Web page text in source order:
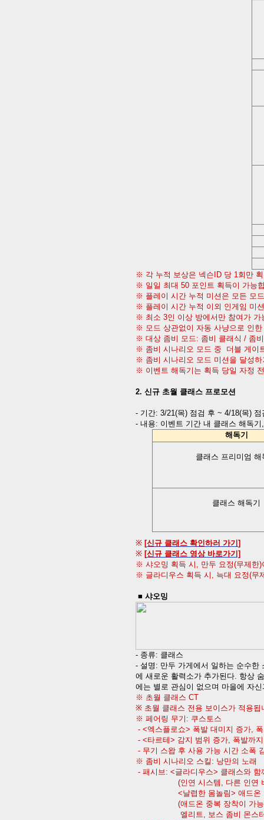
※ 각 누적 보상은 넥슨ID 당 1 회만
※ 일일 최대 50 포인트 획득이 가능
※ 플레이 시간 누적 미션은 모든 모
※ 플레이 시간 누적 이외 인게임 미
※ 최소 3인 이상 방에서만 참여가 가
※ 모드 상관없이 자동 사냥으로 인
※ 대상 좀비 모드 : 좀비 클래식 / 좀
※ 좀비 시나리오 모드 중
더블 게이
※ 좀비 시나리오 모드 미션을 달성
※ 이벤트 해독기는 획득 당일 자정
2. 신규 초월 클래스 프로모션
- 기간: 3/21(목) 점검 후 ~ 4/18(목) 점
- 내용: 이벤트 기간 내 클래스 해독기
해독기
클래스 프리미엄 해
클래스 해독기
※ [신규 클래스 확인하러 가기 ]
※ [신규 클래스 영상 바로가기]
※ 샤오밍 획득 시 , 만두 요정(무제한)
※ 글라디우스 획득 시 , 늑대 요정(무
■ 샤오밍
- 종류: 클래스
- 설명 : 만두 가게에서 일하는 순수한
에 새로운 활력소가 추가된다. 항상
에는 별로 관심이 없으며 마을에 자
※ 초월 클래스 CT
※ 초월 클래스 전용 보이스가 적용됩
※ 페어링 무기 : 쿠스토스
- <엑스플로쇼> 폭발 대미지 증가,
- <타르테> 감지 범위 증가, 폭발까
- 무기 스왑 후 사용 가능 시간 소폭
※ 좀비 시나리오 스킬 : 낭만의 노래
- 패시브: <글라디우스> 클래스와 함
(인연 시스템 , 다른 인연
<날렵한 몸놀림> 애드온
(애드온 중복 장착이 가
엘리트, 보스 좀비 몬스